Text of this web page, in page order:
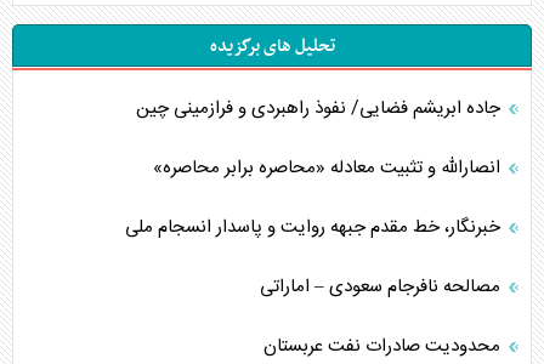
تحلیل های برگزیده
جاده ابریشم فضایی/ نفوذ راهبردی و فرازمینی چین
انصارالله و تثبیت معادله «محاصره برابر محاصره»
خبرنگار، خط مقدم جبهه روایت و پاسدار انسجام ملی
مصالحه نافرجام سعودی – اماراتی
محدودیت صادرات نفت عربستان